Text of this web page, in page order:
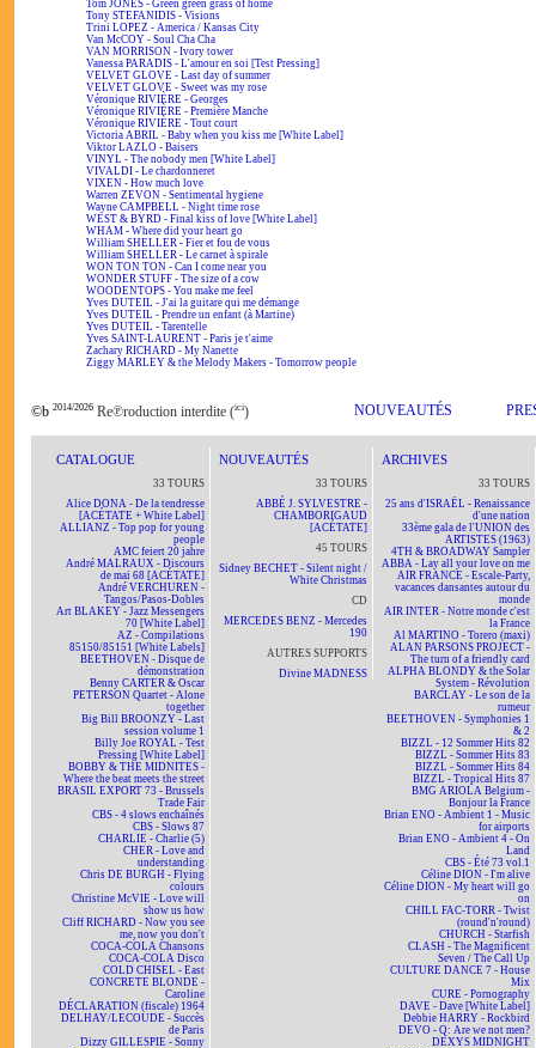
Tom JONES - Green green grass of home
Tony STEFANIDIS - Visions
Trini LOPEZ - America / Kansas City
Van McCOY - Soul Cha Cha
VAN MORRISON - Ivory tower
Vanessa PARADIS - L'amour en soi [Test Pressing]
VELVET GLOVE - Last day of summer
VELVET GLOVE - Sweet was my rose
Véronique RIVIÈRE - Georges
Véronique RIVIÈRE - Première Manche
Véronique RIVIÈRE - Tout court
Victoria ABRIL - Baby when you kiss me [White Label]
Viktor LAZLO - Baisers
VINYL - The nobody men [White Label]
VIVALDI - Le chardonneret
VIXEN - How much love
Warren ZEVON - Sentimental hygiene
Wayne CAMPBELL - Night time rose
WEST & BYRD - Final kiss of love [White Label]
WHAM - Where did your heart go
William SHELLER - Fier et fou de vous
William SHELLER - Le carnet à spirale
WON TON TON - Can I come near you
WONDER STUFF - The size of a cow
WOODENTOPS - You make me feel
Yves DUTEIL - J'ai la guitare qui me démange
Yves DUTEIL - Prendre un enfant (à Martine)
Yves DUTEIL - Tarentelle
Yves SAINT-LAURENT - Paris je t'aime
Zachary RICHARD - My Nanette
Ziggy MARLEY & the Melody Makers - Tomorrow people
©b 2014/2026 Re℗roduction interdite (ici) NOUVEAUTÉS
CATALOGUE
33 TOURS
Alice DONA - De la tendresse
[ACÉTATE + White Label]
ALLIANZ - Top pop for young
people
AMC feiert 20 jahre
André MALRAUX - Discours
de mai 68 [ACÉTATE]
André VERCHUREN -
Tangos/Pasos-Dobles
Art BLAKEY - Jazz Messengers
70 [White Label]
AZ - Compilations
85150/85151 [White Labels]
BEETHOVEN - Disque de
démonstration
Benny CARTER & Oscar
PETERSON Quartet - Alone
together
Big Bill BROONZY - Last
session volume 1
Billy Joe ROYAL - Test
Pressing [White Label]
BOBBY & THE MIDNITES -
Where the beat meets the street
BRASIL EXPORT 73 - Brussels
Trade Fair
CBS - 4 slows enchaînés
CBS - Slows 87
CHARLIE - Charlie (5)
CHER - Love and
understanding
Chris DE BURGH - Flying
colours
Christine McVIE - Love will
show us how
Cliff RICHARD - Now you see
me, now you don't
COCA-COLA Chansons
COCA-COLA Disco
COLD CHISEL - East
CONCRETE BLONDE -
Caroline
DÉCLARATION (fiscale) 1964
DELHAY/LECOUDE - Succès
de Paris
Dizzy GILLESPIE - Sonny
NOUVEAUTÉS
33 TOURS
ABBÉ J. SYLVESTRE -
CHAMBORIGAUD
[ACÉTATE]
45 TOURS
Sidney BECHET - Silent night /
White Christmas
CD
MERCEDES BENZ - Mercedes
190
AUTRES SUPPORTS
Divine MADNESS
ARCHIVES
33 TOURS
25 ans d'ISRAËL - Renaissance
d'une nation
33ème gala de l'UNION des
ARTISTES (1963)
4TH & BROADWAY Sampler
ABBA - Lay all your love on me
AIR FRANCE - Escale-Party,
vacances dansantes autour du
monde
AIR INTER - Notre monde c'est
la France
Al MARTINO - Torero (maxi)
ALAN PARSONS PROJECT -
The turn of a friendly card
ALPHA BLONDY & the Solar
System - Révolution
BARCLAY - Le son de la
rumeur
BEETHOVEN - Symphonies 1
& 2
BIZZL - 12 Sommer Hits 82
BIZZL - Sommer Hits 83
BIZZL - Sommer Hits 84
BIZZL - Tropical Hits 87
BMG ARIOLA Belgium -
Bonjour la France
Brian ENO - Ambient 1 - Music
for airports
Brian ENO - Ambient 4 - On
Land
CBS - Été 73 vol.1
Céline DION - I'm alive
Céline DION - My heart will go
on
CHILL FAC-TORR - Twist
(round'n'round)
CHURCH - Starfish
CLASH - The Magnificent
Seven / The Call Up
CULTURE DANCE 7 - House
Mix
CURE - Pornography
DAVE - Dave [White Label]
Debbie HARRY - Rockbird
DEVO - Q: Are we not men?
DEXYS MIDNIGHT